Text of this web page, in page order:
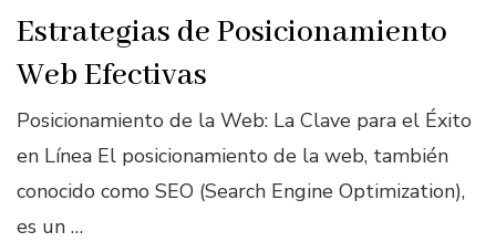
Estrategias de Posicionamiento
Web Efectivas
Posicionamiento de la Web: La Clave para el Éxito
en Línea El posicionamiento de la web, también
conocido como SEO (Search Engine Optimization),
es un …